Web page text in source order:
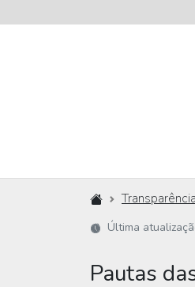
Início Transparência
Última
Pautas